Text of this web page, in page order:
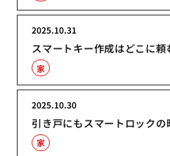
スマートキー作成はどこに頼
2025.10.31
家
引き戸にもスマートロックの
2025.10.30
家